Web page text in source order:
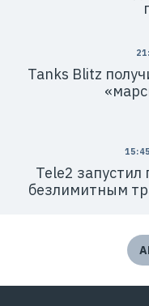
Tanks Blitz
Tele2
безлимитным